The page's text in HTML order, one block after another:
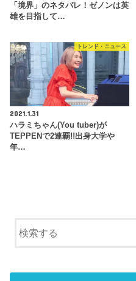
「境界」のネタバレ！ゼノンは英
雄を目指して…
トレンド・ニュース
2021.1.31
ハラミちゃん(You tuber)が
TEPPENで2連覇!!出身大学や
年…